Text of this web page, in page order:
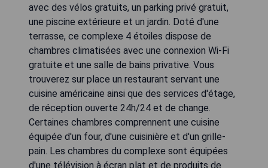
avec des vélos gratuits, un parking privé gratuit,
une piscine extérieure et un jardin. Doté d'une
terrasse, ce complexe 4 étoiles dispose de
chambres climatisées avec une connexion Wi-Fi
gratuite et une salle de bains privative. Vous
trouverez sur place un restaurant servant une
cuisine américaine ainsi que des services d'étage,
de réception ouverte 24h/24 et de change.
Certaines chambres comprennent une cuisine
équipée d'un four, d'une cuisinière et d'un grille-
pain. Les chambres du complexe sont équipées
d'une télévision à écran plat et de produits de